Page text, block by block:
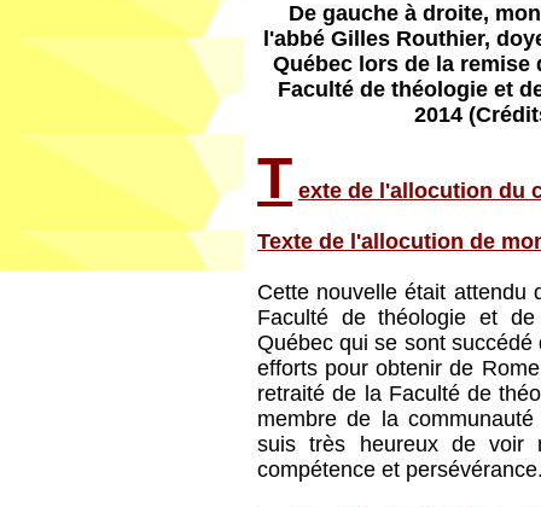
De gauche à droite,
l'abbé Gilles Routhier,
Québec lors de la remise
Faculté de théologie et
2014
T exte de l'allocution du
Texte de l'allocution de
Cette nouvelle était attendu
Faculté de théologie et
Québec qui se sont
efforts pour obtenir de
retraité de la Faculté de
membre de la
suis très heureux de voir
compétence et